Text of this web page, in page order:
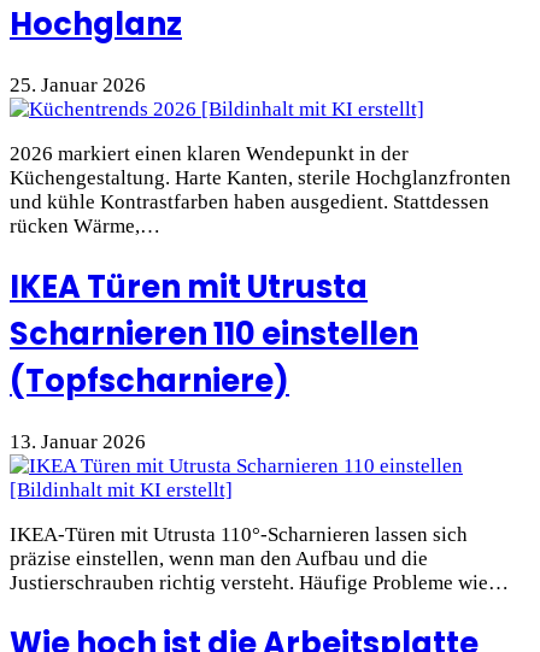
Hochglanz
25. Januar 2026
2026 markiert einen klaren Wendepunkt in der
Küchengestaltung. Harte Kanten, sterile Hochglanzfronten
und kühle Kontrastfarben haben ausgedient. Stattdessen
rücken Wärme,…
IKEA Türen mit Utrusta
Scharnieren 110 einstellen
(Topfscharniere)
13. Januar 2026
IKEA-Türen mit Utrusta 110°-Scharnieren lassen sich
präzise einstellen, wenn man den Aufbau und die
Justierschrauben richtig versteht. Häufige Probleme wie…